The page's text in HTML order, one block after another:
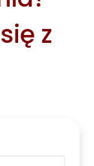
z